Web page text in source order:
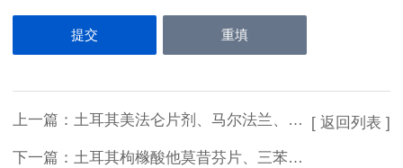
上一篇： 土耳其美法仑片剂、马尔法兰、马法兰、左旋苯丙氨酸氮芥、Alkeran、Melphalan 2mg*25片
下一篇： 土耳其枸橼酸他莫昔芬片、三苯氧胺、诺瓦得士、它莫芬、Oncomox、Soltamox、Crisafeno
[ 返回列表 ]